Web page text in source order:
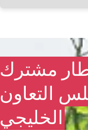
مشترك
التعاون
الخليجي